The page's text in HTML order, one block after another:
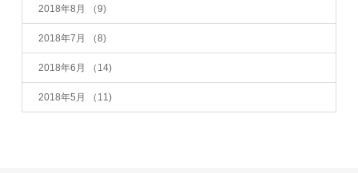
2018年8月 （9)
2018年7月 （8)
2018年6月 （14)
2018年5月 （11)